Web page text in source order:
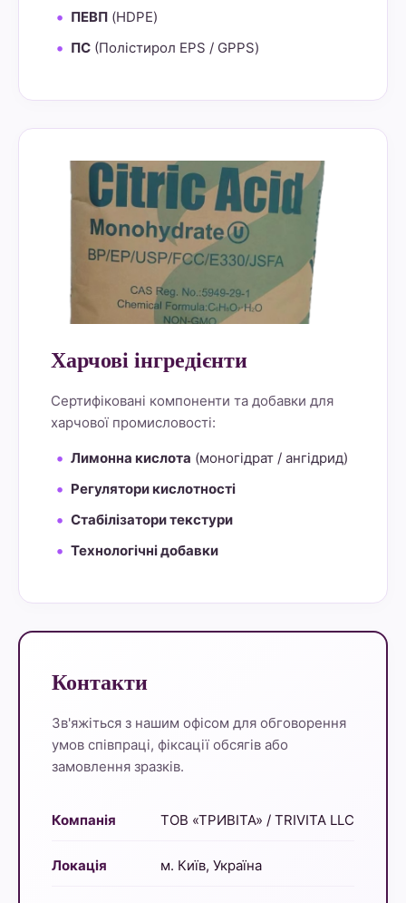
ПЕВП (HDPE)
ПС (Полістирол EPS / GPPS)
Харчові інгредієнти
Сертифіковані компоненти та добавки для
харчової промисловості:
Лимонна кислота (моногідрат / ангідрид)
Регулятори кислотності
Стабілізатори текстури
Технологічні добавки
Контакти
Зв'яжіться з нашим офісом для обговорення
умов співпраці, фіксації обсягів або
замовлення зразків.
Компанія ТОВ «ТРИВІТА» / TRIVITA LLC
Локація м. Київ, Україна